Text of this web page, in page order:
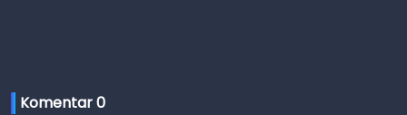
Komentar 0